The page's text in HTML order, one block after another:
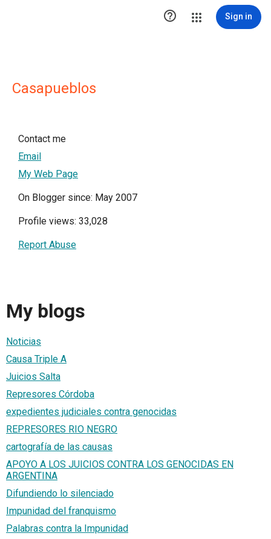
 Sign in
Casapueblos
Contact me
Email
My Web Page
On Blogger since: May 2007
Profile views: 33,028
Report Abuse
My blogs
Noticias
Causa Triple A
Juicios Salta
Represores Córdoba
expedientes judiciales contra genocidas
REPRESORES RIO NEGRO
cartografía de las causas
APOYO A LOS JUICIOS CONTRA LOS GENOCIDAS EN
ARGENTINA
Difundiendo lo silenciado
Impunidad del franquismo
Palabras contra la Impunidad